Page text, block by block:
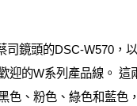
司鏡頭的DSC-W570，
迎的W系列產品線。
、粉色、綠色和藍色